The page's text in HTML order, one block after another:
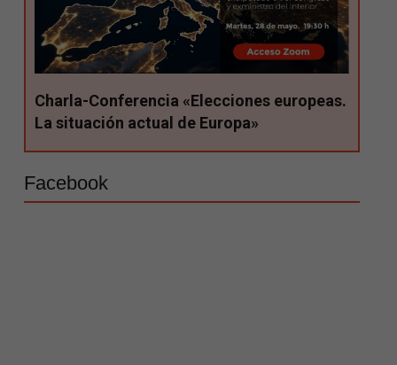
Charla-Conferencia «Elecciones europeas.
La situación actual de Europa»
Facebook